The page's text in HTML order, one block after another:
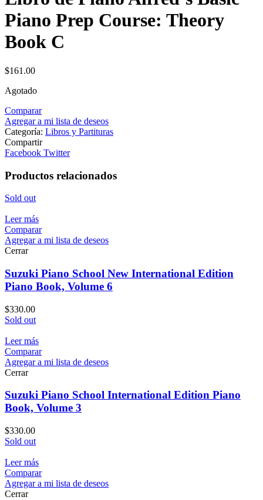
Piano Prep Course: Theory
Book C
$161.00
Agotado
Comparar
Agregar a mi lista de deseos
Categoría: Libros y Partituras
Compartir
Facebook Twitter
Productos relacionados
Sold out
Leer más
Comparar
Agregar a mi lista de deseos
Cerrar
Suzuki Piano School New International Edition
Piano Book, Volume 6
$330.00
Sold out
Leer más
Comparar
Agregar a mi lista de deseos
Cerrar
Suzuki Piano School International Edition Piano
Book, Volume 3
$330.00
Sold out
Leer más
Comparar
Agregar a mi lista de deseos
Cerrar